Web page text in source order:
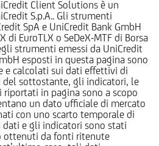
Client Solutions è un
S.p.A.. Gli strumenti
SpA e UniCredit Bank GmbH
di EuroTLX o SeDeX-MTF di Borsa
strumenti emessi da UniCredit
esposti in questa pagina sono
e calcolati sui dati effettivi di
del sottostante, gli indicatori, le
in pagina sono a scopo
un dato ufficiale di mercato
con uno scarto temporale di
e gli indicatori sono stati
ottenuti da fonti ritenute